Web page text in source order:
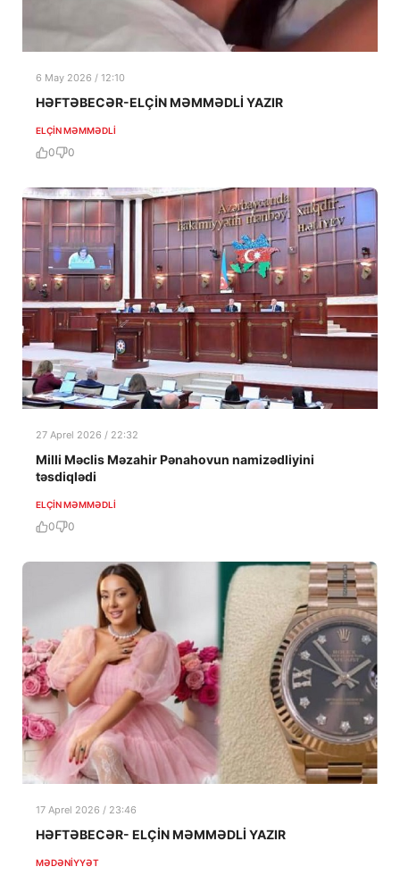
6 May 2026 / 12:10
HƏFTƏBECƏR-ELÇİN MƏMMƏDLİ YAZIR
ELÇIN MƏMMƏDLI
0 0
27 Aprel 2026 / 22:32
Milli Məclis Məzahir Pənahovun namizədliyini
təsdiqlədi
ELÇIN MƏMMƏDLI
0 0
17 Aprel 2026 / 23:46
HƏFTƏBECƏR- ELÇİN MƏMMƏDLİ YAZIR
MƏDƏNIYYƏT